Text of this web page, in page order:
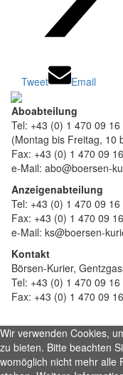
Tweet Email
Aboabteilung
Tel: +43 (0) 1 470 09 16
(Montag bis Freitag, 10
Fax: +43 (0) 1 470 09
e-Mail: abo@boersen-
Anzeigenabteilung
Tel: +43 (0) 1 470 09 16
Fax: +43 (0) 1 470 09
e-Mail: ks@boersen-
Kontakt
Börsen-Kurier,
Tel: +43 (0) 1 470 09 16
Fax: +43 (0) 1 470 09
Wir verwenden Cookies,
zu bieten. Bitte beachten
womöglich nicht mehr alle